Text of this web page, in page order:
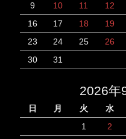
9
10 11 12
16
17 18 19
23
24 25 26
30
31
2026年
日 月 火 水
1
2